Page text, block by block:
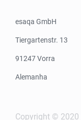
esaqa GmbH
Tiergartenstr. 13
91247 Vorra
Alemanha
Copyright © 2020